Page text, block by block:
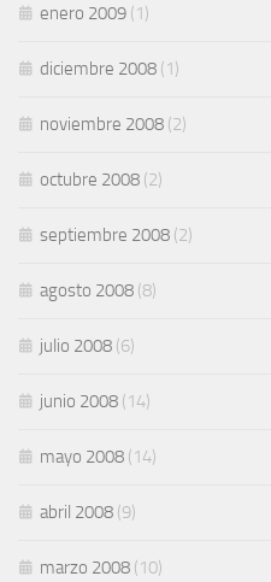
enero 2009 (1)
diciembre 2008 (1)
noviembre 2008 (2)
octubre 2008 (2)
septiembre 2008 (2)
agosto 2008 (8)
julio 2008 (6)
junio 2008 (14)
mayo 2008 (14)
abril 2008 (9)
marzo 2008 (10)